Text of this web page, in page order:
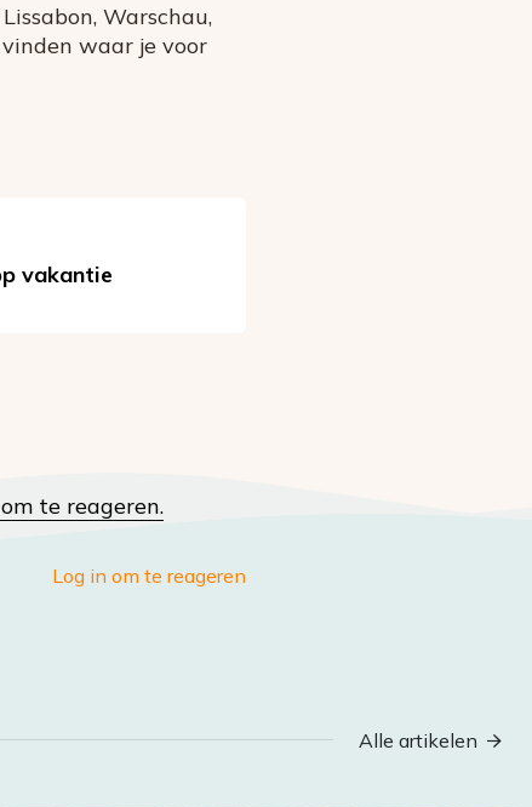
Warschau,
waar je voor
vakantie
te reageren.
Log in om te reageren
Alle artikelen